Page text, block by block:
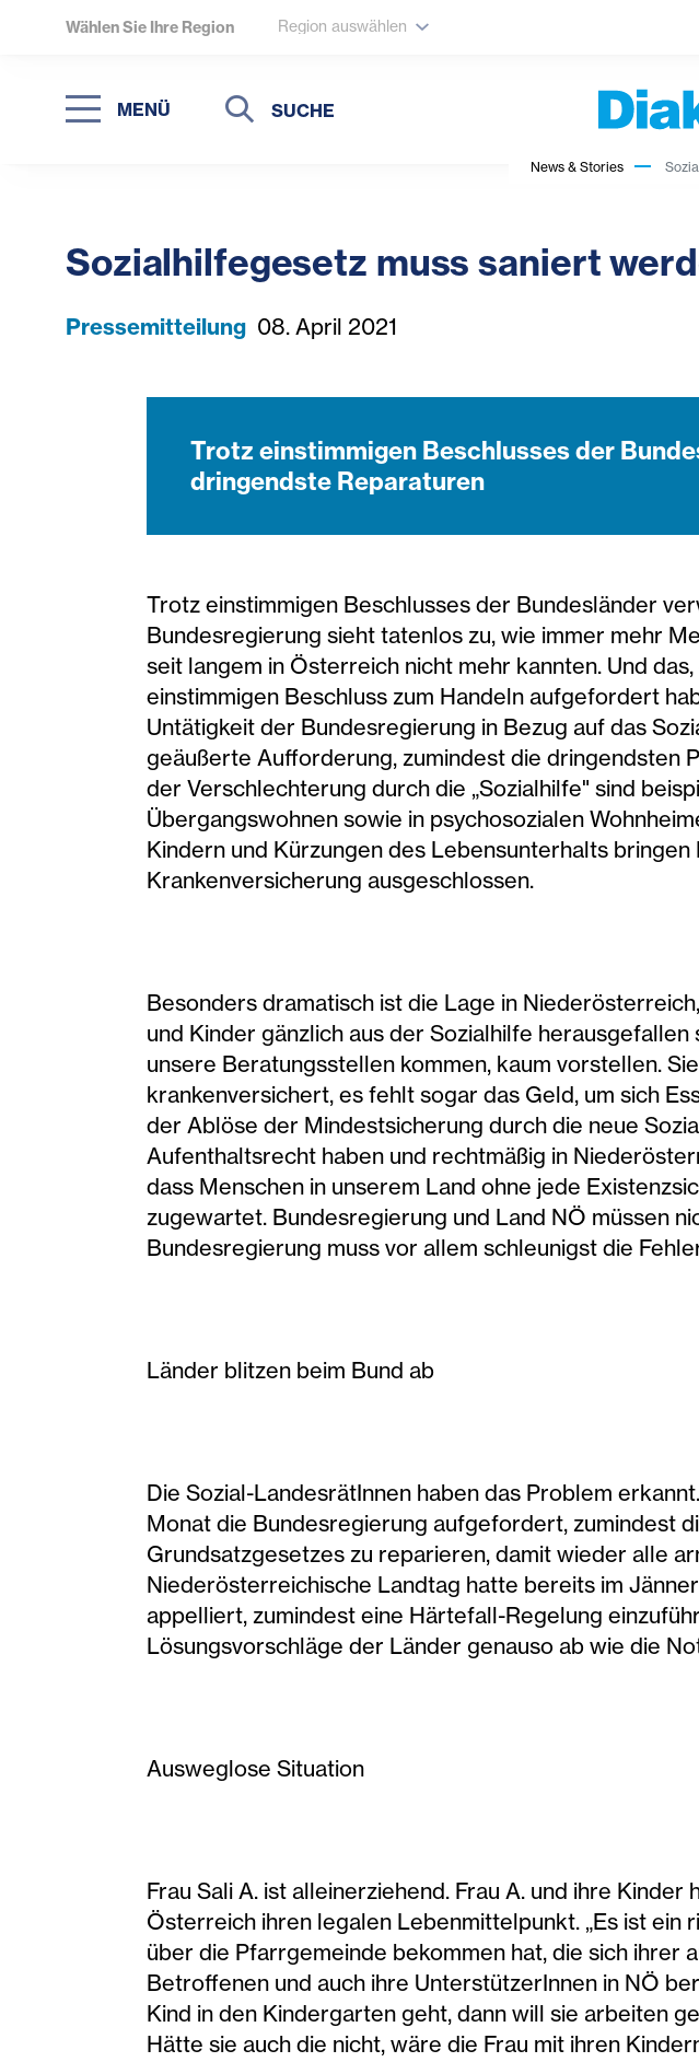
Wählen Sie Ihre Region Region auswählen
MENÜ
Suche
Suche
News & Stories
Sozialhilfegesetz muss saniert
Pressemitteilung 08. April 2021
Trotz einstimmigen Beschlusses der
dringendste Reparaturen
Trotz einstimmigen Beschlusses der Bundesländer
Bundesregierung sieht tatenlos zu, wie immer mehr
seit langem in Österreich nicht mehr kannten. Und
einstimmigen Beschluss zum Handeln aufgefordert
Untätigkeit der Bundesregierung in Bezug auf das
geäußerte Aufforderung, zumindest die dringendsten
der Verschlechterung durch die „Sozialhilfe" sind
Übergangswohnen sowie in psychosozialen
Kindern und Kürzungen des Lebensunterhalts
Krankenversicherung ausgeschlossen.
Besonders dramatisch ist die Lage in
und Kinder gänzlich aus der Sozialhilfe
unsere Beratungsstellen kommen, kaum vorstellen.
krankenversichert, es fehlt sogar das Geld, um sich
der Ablöse der Mindestsicherung durch die neue
Aufenthaltsrecht haben und rechtmäßig in
dass Menschen in unserem Land ohne jede
zugewartet. Bundesregierung und Land NÖ müssen
Bundesregierung muss vor allem schleunigst die
Länder blitzen beim Bund ab
Die Sozial-LandesrätInnen haben das Problem
Monat die Bundesregierung aufgefordert, zumindest
Grundsatzgesetzes zu reparieren, damit wieder alle
Niederösterreichische Landtag hatte bereits im
appelliert, zumindest eine Härtefall-Regelung
Lösungsvorschläge der Länder genauso ab wie die
Ausweglose Situation
Frau Sali A. ist alleinerziehend. Frau A. und ihre
Österreich ihren legalen Lebenmittelpunkt. „Es ist ein
über die Pfarrgemeinde bekommen hat, die sich ihrer
Betroffenen und auch ihre UnterstützerInnen in NÖ
Kind in den Kindergarten geht, dann will sie arbeiten
Hätte sie auch die nicht, wäre die Frau mit ihren